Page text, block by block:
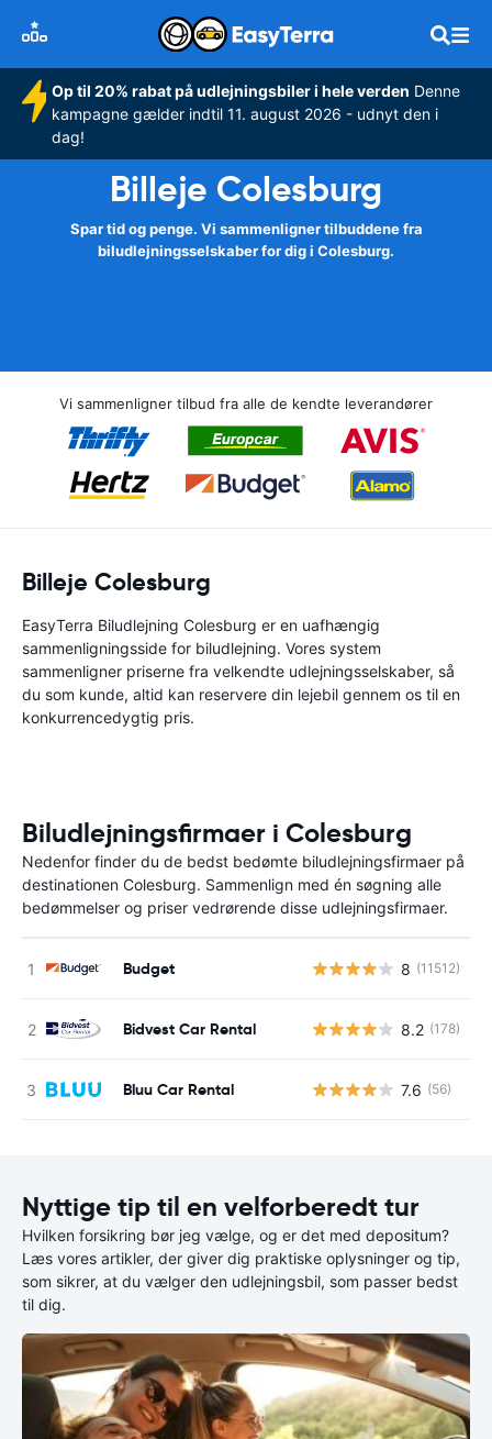
Op til 20% rabat på udlejningsbiler i hele verden Denne
kampagne gælder indtil 11. august 2026 - udnyt den i
dag!
Billeje Colesburg
Spar tid og penge. Vi sammenligner tilbuddene fra
biludlejningsselskaber for dig i Colesburg.
Vi sammenligner tilbud fra alle de kendte leverandører
Billeje Colesburg
EasyTerra Biludlejning Colesburg er en uafhængig
sammenligningsside for biludlejning. Vores system
sammenligner priserne fra velkendte udlejningsselskaber, så
du som kunde, altid kan reservere din lejebil gennem os til en
konkurrencedygtig pris.
Biludlejningsfirmaer i Colesburg
Nedenfor finder du de bedst bedømte biludlejningsfirmaer på
destinationen Colesburg. Sammenlign med én søgning alle
bedømmelser og priser vedrørende disse udlejningsfirmaer.
Budget 8 (11512)
Bidvest Car Rental 8.2 (178)
Bluu Car Rental 7.6 (56)
Nyttige tip til en velforberedt tur
Hvilken forsikring bør jeg vælge, og er det med depositum?
Læs vores artikler, der giver dig praktiske oplysninger og tip,
som sikrer, at du vælger den udlejningsbil, som passer bedst
til dig.